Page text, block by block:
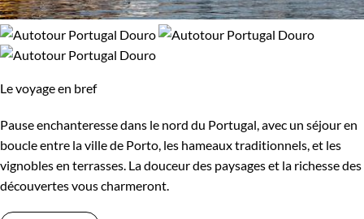
Le voyage en bref
Pause enchanteresse dans le nord du Portugal, avec un séjour en
boucle entre la ville de Porto, les hameaux traditionnels, et les
vignobles en terrasses. La douceur des paysages et la richesse des
découvertes vous charmeront.